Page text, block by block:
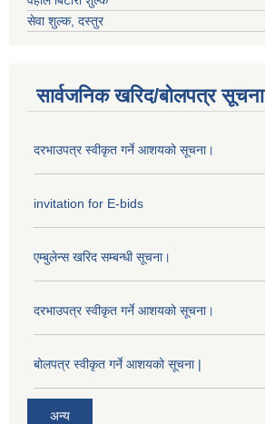
सेवा शुल्क, दस्तुर
सार्वजनिक खरिद/बोलपत्र सूचना
दरभाउपत्र स्वीकृत गर्ने आशयको सूचना।
invitation for E-bids
एम्बुलेन्स खरिद सम्बन्धी सूचना।
दरभाउपत्र स्वीकृत गर्ने आशयको सूचना।
बोलपत्र स्वीकृत गर्ने आशयको सूचना |
अन्य